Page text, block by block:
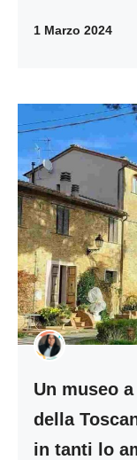
1 Marzo 2024
Un museo
della
in tanti lo